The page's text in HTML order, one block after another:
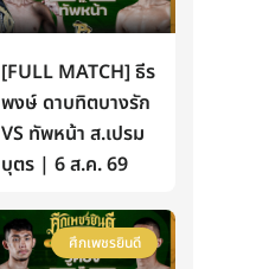
[FULL MATCH] ธีร
พงษ์ ดาบทิตบางรัก
VS ทัพหน้า ส.เปรม
บุตร | 6 ส.ค. 69
ศึกเพชรยินดี